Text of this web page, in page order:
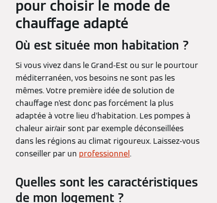
pour choisir le mode de
chauffage adapté
Où est située mon habitation ?
Si vous vivez dans le Grand-Est ou sur le pourtour
méditerranéen, vos besoins ne sont pas les
mêmes. Votre première idée de solution de
chauffage n’est donc pas forcément la plus
adaptée à votre lieu d’habitation. Les pompes à
chaleur air/air sont par exemple déconseillées
dans les régions au climat rigoureux. Laissez-vous
conseiller par un professionnel.
Quelles sont les caractéristiques
de mon logement ?